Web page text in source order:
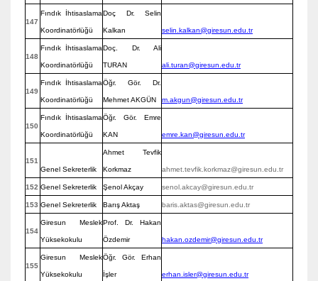
147
Fındık İhtisaslama
Koordinatörlüğü
Doç Dr. Selin
Kalkan selin.kalkan@giresun.edu.tr
148
Fındık İhtisaslama
Koordinatörlüğü
Doç. Dr. Ali
TURAN ali.turan@giresun.edu.tr
149
Fındık İhtisaslama
Koordinatörlüğü
Öğr. Gör. Dr.
Mehmet AKGÜN m.akgun@giresun.edu.tr
150
Fındık İhtisaslama
Koordinatörlüğü
Öğr. Gör. Emre
KAN emre.kan@giresun.edu.tr
151
Genel Sekreterlik
Ahmet Tevfik
Korkmaz ahmet.tevfik.korkmaz@giresun.edu.tr
152 Genel Sekreterlik Şenol Akçay senol.akcay@giresun.edu.tr
153 Genel Sekreterlik Barış Aktaş baris.aktas@giresun.edu.tr
154
Giresun Meslek
Yüksekokulu
Prof. Dr. Hakan
Özdemir hakan.ozdemir@giresun.edu.tr
155
Giresun Meslek
Yüksekokulu
Öğr. Gör. Erhan
İşler erhan.isler@giresun.edu.tr